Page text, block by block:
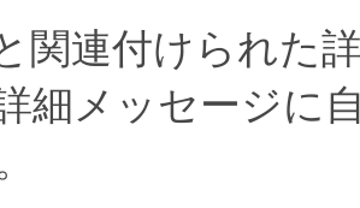
関連付けられた
細メッセージに